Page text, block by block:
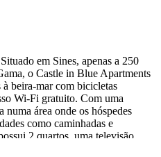
em Sines, apenas a 250
o Castle in Blue Apartments
beira-mar com bicicletas
Wi-Fi gratuito. Com uma
numa área onde os hóspedes
como caminhadas e
2 quartos, uma televisão